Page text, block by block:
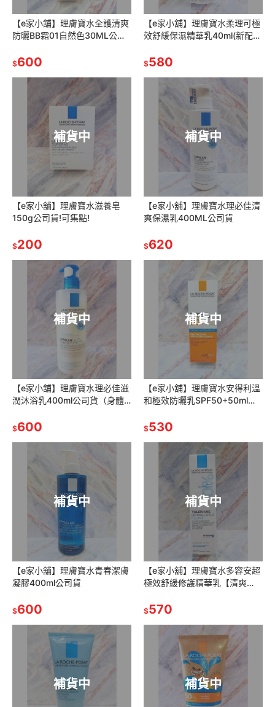
【e家小舖】理膚寶水全護清爽
防曬BB霜01自然色30ML公司
$600
【e家小舖】理膚寶水柔理可極
效舒緩保濕精華乳40ml(新配
$580
補貨中
【e家小舖】理膚寶水滋養皂
150g公司貨!可集點!
$200
補貨中
【e家小舖】理膚寶水理必佳清
爽保濕乳400ML公司貨
$620
補貨中
【e家小舖】理膚寶水理必佳滋
潤沐浴乳400ml公司貨（身體
$600
補貨中
【e家小舖】理膚寶水安得利溫
和極效防曬乳SPF50+50ml公
$530
補貨中
【e家小舖】理膚寶水青春潔膚
凝膠400ml公司貨
$600
補貨中
【e家小舖】理膚寶水多容安超
極效舒緩修護精華乳【清爽
精華乳)(安心霜)有集點序號公
$570
補貨中 補貨中